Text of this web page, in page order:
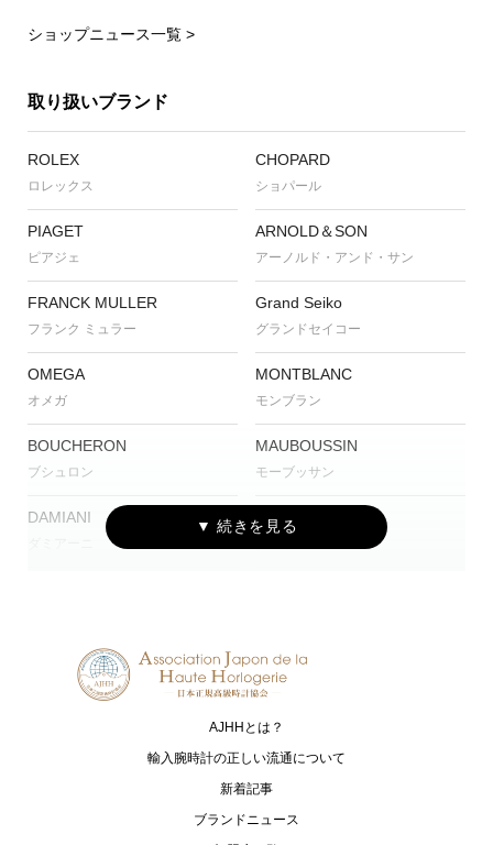
ショップニュース一覧 >
取り扱いブランド
ROLEX
ロレックス
CHOPARD
ショパール
PIAGET
ピアジェ
ARNOLD＆SON
アーノルド・アンド・サン
FRANCK MULLER
フランク ミュラー
Grand Seiko
グランドセイコー
OMEGA
オメガ
MONTBLANC
モンブラン
BOUCHERON
ブシュロン
MAUBOUSSIN
モーブッサン
DAMIANI CVSTOS
G-SHOCK
ジーショック
Baby-G
ベイビージー
CAMPANOLA
カンパノラ
セイコー
AJHHとは？
輸入腕時計の正しい流通について
新着記事
ブランドニュース